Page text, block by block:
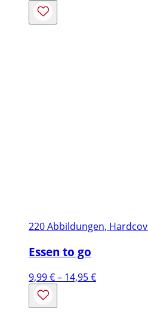
220 Abbildungen,
Essen to go
9,99€– 14,95€Preisspanne: